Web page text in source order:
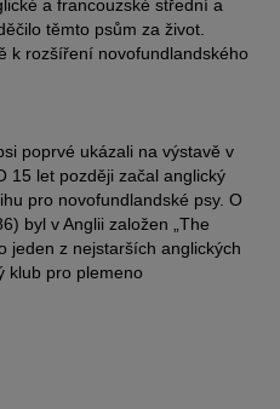
a francouzské střední a
těmto psům za život.
k rozšíření novofundlandského
poprvé ukázali na výstavě v
15 let později začal anglický
pro novofundlandské psy. O
byl v Anglii založen „The
jeden z nejstarších anglických
klub pro plemeno